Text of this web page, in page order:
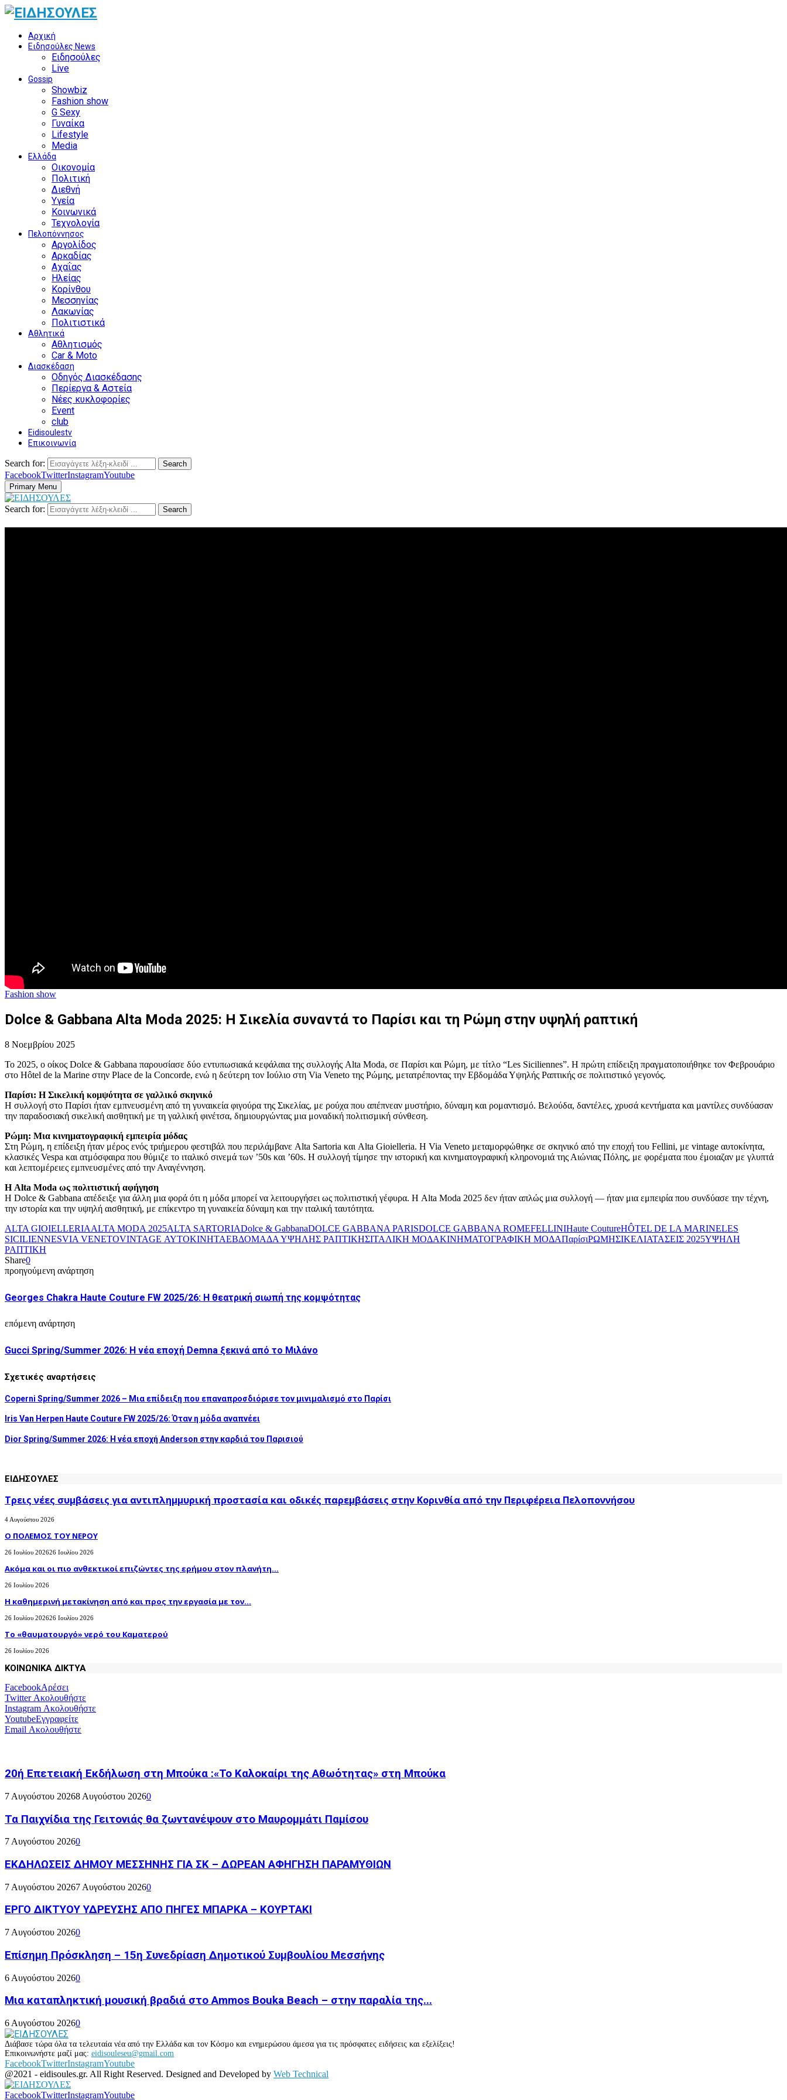
Αρχική
Ειδησούλες News
Ειδησούλες
Live
Gossip
Showbiz
Fashion show
G Sexy
Γυναίκα
Lifestyle
Media
Ελλάδα
Οικονομία
Πολιτική
Διεθνή
Υγεία
Κοινωνικά
Τεχνολογία
Πελοπόννησος
Αργολίδος
Αρκαδίας
Αχαΐας
Ηλείας
Κορίνθου
Μεσσηνίας
Λακωνίας
Πολιτιστικά
Αθλητικά
Αθλητισμός
Car & Moto
Διασκέδαση
Οδηγός Διασκέδασης
Περίεργα & Αστεία
Νέες κυκλοφορίες
Event
club
Eidisoulestv
Επικοινωνία
Search for: Search
FacebookTwitterInstagramYoutube
Primary Menu
Search for: Search
Fashion show
Dolce & Gabbana Alta Moda 2025: Η Σικελία συναντά το Παρίσι και τη Ρώμη στην υψηλή ραπτική
8 Νοεμβρίου 2025
Το 2025, ο οίκος Dolce & Gabbana παρουσίασε δύο εντυπωσιακά κεφάλαια της συλλογής Alta Moda, σε Παρίσι και Ρώμη, με τίτλο “Les Siciliennes”. Η πρώτη επίδειξη πραγματοποιήθηκε τον Φεβρουάριο
στο Hôtel de la Marine στην Place de la Concorde, ενώ η δεύτερη τον Ιούλιο στη Via Veneto της Ρώμης, μετατρέποντας την Εβδομάδα Υψηλής Ραπτικής σε πολιτιστικό γεγονός.
Παρίσι: Η Σικελική κομψότητα σε γαλλικό σκηνικό
Η συλλογή στο Παρίσι ήταν εμπνευσμένη από τη γυναικεία φιγούρα της Σικελίας, με ρούχα που απέπνεαν μυστήριο, δύναμη και ρομαντισμό. Βελούδα, δαντέλες, χρυσά κεντήματα και μαντίλες συνδύασαν
την παραδοσιακή σικελική αισθητική με τη γαλλική φινέτσα, δημιουργώντας μια μοναδική πολιτισμική σύνθεση.
Ρώμη: Μια κινηματογραφική εμπειρία μόδας
Στη Ρώμη, η επίδειξη ήταν μέρος ενός τριήμερου φεστιβάλ που περιλάμβανε Alta Sartoria και Alta Gioielleria. Η Via Veneto μεταμορφώθηκε σε σκηνικό από την εποχή του Fellini, με vintage αυτοκίνητα,
κλασικές Vespa και ατμόσφαιρα που θύμιζε το ιταλικό σινεμά των ’50s και ’60s. Η συλλογή τίμησε την ιστορική και κινηματογραφική κληρονομιά της Αιώνιας Πόλης, με φορέματα που έμοιαζαν με γλυπτά
και λεπτομέρειες εμπνευσμένες από την Αναγέννηση.
Η Alta Moda ως πολιτιστική αφήγηση
Η Dolce & Gabbana απέδειξε για άλλη μια φορά ότι η μόδα μπορεί να λειτουργήσει ως πολιτιστική γέφυρα. Η Alta Moda 2025 δεν ήταν απλώς μια συλλογή — ήταν μια εμπειρία που συνδύασε την τέχνη,
την ιστορία και την υψηλή αισθητική, με επίκεντρο τη γυναικεία δύναμη και την ιταλική ταυτότητα.
ALTA GIOIELLERIAALTA MODA 2025ALTA SARTORIADolce & GabbanaDOLCE GABBANA PARISDOLCE GABBANA ROMEFELLINIHaute CoutureHÔTEL DE LA MARINELES
SICILIENNESVIA VENETOVINTAGE ΑΥΤΟΚΙΝΗΤΑΕΒΔΟΜΑΔΑ ΥΨΗΛΗΣ ΡΑΠΤΙΚΗΣΙΤΑΛΙΚΗ ΜΟΔΑΚΙΝΗΜΑΤΟΓΡΑΦΙΚΗ ΜΟΔΑΠαρίσιΡΩΜΗΣΙΚΕΛΙΑΤΑΣΕΙΣ 2025ΥΨΗΛΗ
ΡΑΠΤΙΚΗ
Share0
προηγούμενη ανάρτηση
Georges Chakra Haute Couture FW 2025/26: Η θεατρική σιωπή της κομψότητας
επόμενη ανάρτηση
Gucci Spring/Summer 2026: Η νέα εποχή Demna ξεκινά από το Μιλάνο
Σχετικές αναρτήσεις
Coperni Spring/Summer 2026 – Μια επίδειξη που επαναπροσδιόρισε τον μινιμαλισμό στο Παρίσι
Iris Van Herpen Haute Couture FW 2025/26: Όταν η μόδα αναπνέει
Dior Spring/Summer 2026: Η νέα εποχή Anderson στην καρδιά του Παρισιού
ΕΙΔΗΣΟΥΛΕΣ
Τρεις νέες συμβάσεις για αντιπλημμυρική προστασία και οδικές παρεμβάσεις στην Κορινθία από την Περιφέρεια Πελοποννήσου
4 Αυγούστου 2026
Ο ΠΟΛΕΜΟΣ ΤΟΥ ΝΕΡΟΥ
26 Ιουλίου 202626 Ιουλίου 2026
Ακόμα και οι πιο ανθεκτικοί επιζώντες της ερήμου στον πλανήτη...
26 Ιουλίου 2026
H καθημερινή μετακίνηση από και προς την εργασία με τον...
26 Ιουλίου 202626 Ιουλίου 2026
Το «θαυματουργό» νερό του Καματερού
26 Ιουλίου 2026
ΚΟΙΝΩΝΙΚΑ ΔΙΚΤΥΑ
FacebookΑρέσει
TwitterΑκολουθήστε
Instagram Ακολουθήστε
YoutubeΕγγραφείτε
Email Ακολουθήστε
20ή Επετειακή Εκδήλωση στη Μπούκα :«Το Καλοκαίρι της Αθωότητας» στη Μπούκα
7 Αυγούστου 20268 Αυγούστου 20260
Τα Παιχνίδια της Γειτονιάς θα ζωντανέψουν στο Μαυρομμάτι Παμίσου
7 Αυγούστου 20260
ΕΚΔΗΛΩΣΕΙΣ ΔΗΜΟΥ ΜΕΣΣΗΝΗΣ ΓΙΑ ΣΚ – ΔΩΡΕΑΝ ΑΦΗΓΗΣΗ ΠΑΡΑΜΥΘΙΩΝ
7 Αυγούστου 20267 Αυγούστου 20260
ΕΡΓΟ ΔΙΚΤΥΟΥ ΥΔΡΕΥΣΗΣ ΑΠΟ ΠΗΓΕΣ ΜΠΑΡΚΑ – ΚΟΥΡΤΑΚΙ
7 Αυγούστου 20260
Επίσημη Πρόσκληση – 15η Συνεδρίαση Δημοτικού Συμβουλίου Μεσσήνης
6 Αυγούστου 20260
Μια καταπληκτική μουσική βραδιά στο Ammos Bouka Beach – στην παραλία της...
6 Αυγούστου 20260
Διάβασε τώρα όλα τα τελευταία νέα από την Ελλάδα και τον Κόσμο και ενημερώσου άμεσα για τις πρόσφατες ειδήσεις και εξελίξεις!
Επικοινωνήστε μαζί μας: eidisouleseu@gmail.com
FacebookTwitterInstagramYoutube
@2021 - eidisoules.gr. All Right Reserved. Designed and Developed by Web Technical
FacebookTwitterInstagramYoutube